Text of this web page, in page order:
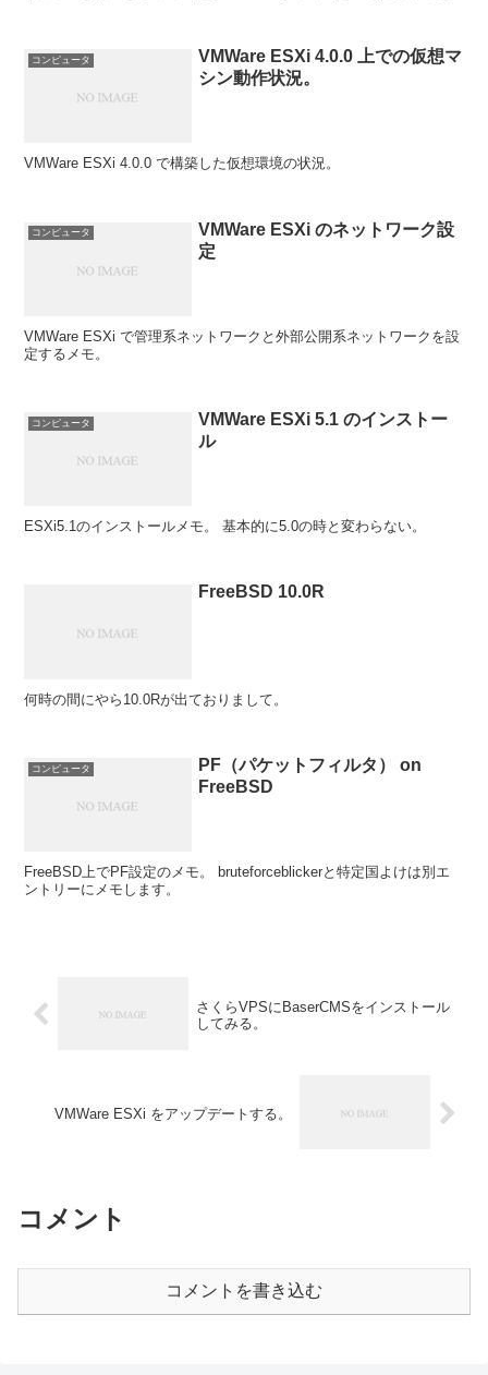
コンピュータ
VMWare ESXi 4.0.0 上での仮想マ
シン動作状況。
VMWare ESXi 4.0.0 で構築した仮想環境の状況。
コンピュータ
VMWare ESXi のネットワーク設
定
VMWare ESXi で管理系ネットワークと外部公開系ネットワークを設
定するメモ。
コンピュータ
VMWare ESXi 5.1 のインストー
ル
ESXi5.1のインストールメモ。 基本的に5.0の時と変わらない。
FreeBSD 10.0R
何時の間にやら10.0Rが出ておりまして。
コンピュータ
PF（パケットフィルタ） on
FreeBSD
FreeBSD上でPF設定のメモ。 bruteforceblickerと特定国よけは別エ
ントリーにメモします。
さくらVPSにBaserCMSをインストール
してみる。
VMWare ESXi をアップデートする。
コメント
コメントを書き込む